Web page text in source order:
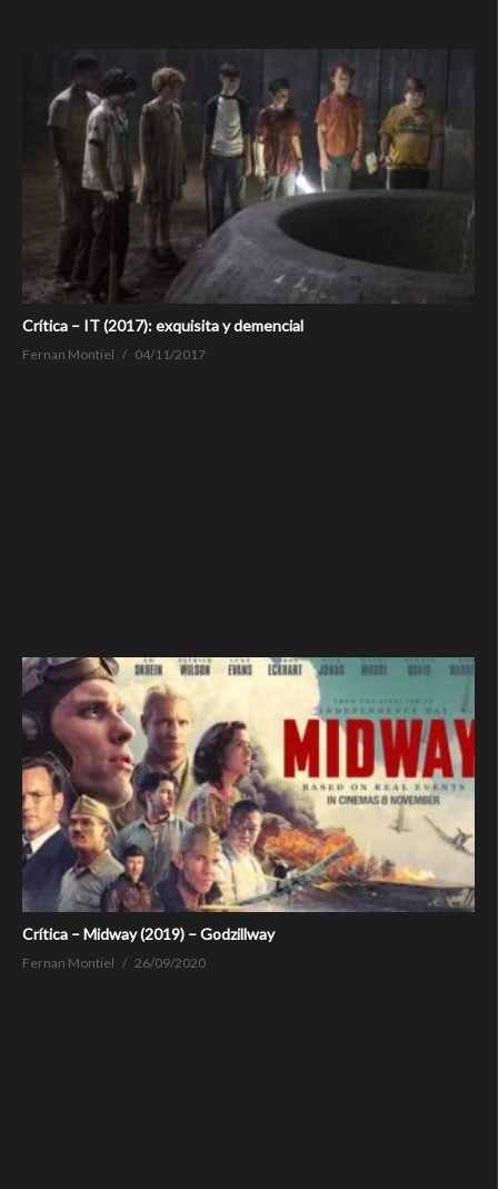
Crítica – IT (2017): exquisita y demencial
Fernan Montiel 04/11/2017
Crítica – Midway (2019) – Godzillway
Fernan Montiel 26/09/2020